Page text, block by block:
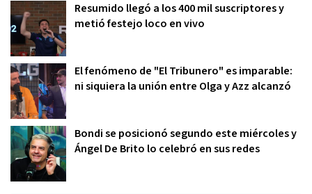
Resumido llegó a los 400 mil suscriptores y
metió festejo loco en vivo
El fenómeno de "El Tribunero" es imparable:
ni siquiera la unión entre Olga y Azz alcanzó
Bondi se posicionó segundo este miércoles y
Ángel De Brito lo celebró en sus redes